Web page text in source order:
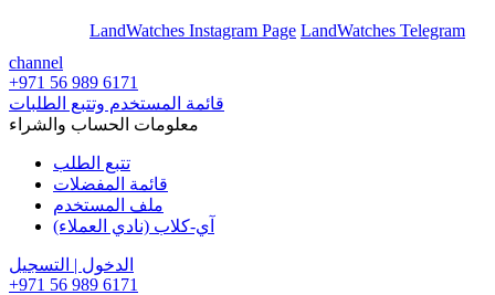
LandWatches Instagram Page LandWatches Telegram
channel
+971 56 989 6171
قائمة المستخدم وتتبع الطلبات
معلومات الحساب والشراء
تتبع الطلب
قائمة المفضلات
ملف المستخدم
آي-كلاب (نادي العملاء)
الدخول | التسجيل
+971 56 989 6171